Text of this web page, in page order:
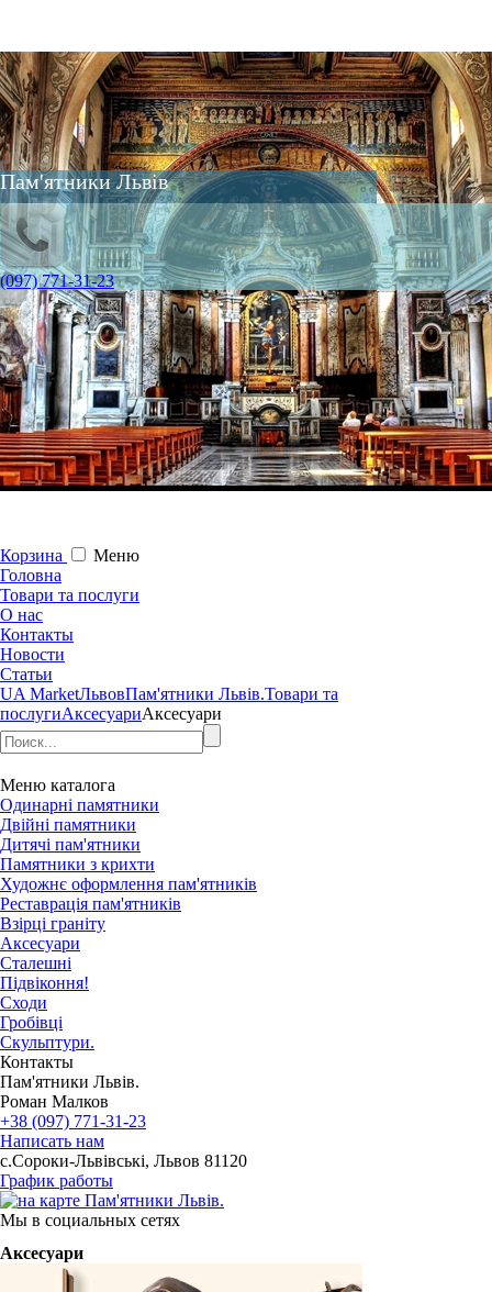
Пам'ятники Львів
(097) 771-31-23
Корзина
Меню
Головна
Товари та послуги
О нас
Контакты
Новости
Статьи
UA MarketЛьвовПам'ятники Львів.Товари та
послугиАксесуариАксесуари
Меню каталога
Одинарні памятники
Двійні памятники
Дитячі пам'ятники
Памятники з крихти
Художнє оформлення пам'ятників
Реставрація пам'ятників
Взірці граніту
Аксесуари
Сталешні
Підвіконня!
Сходи
Гробівці
Скульптури.
Контакты
Пам'ятники Львів.
Роман Малков
+38 (097) 771-31-23
Написать нам
с.Сороки-Львівські, Львов 81120
График работы
Мы в социальных сетях
Аксесуари